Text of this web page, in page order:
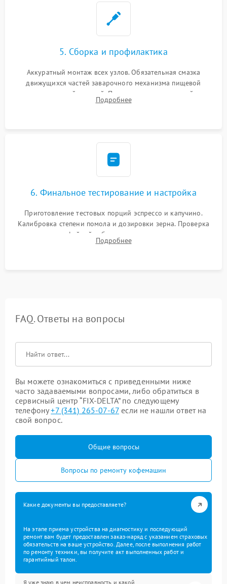
5. Сборка и профилактика
Аккуратный монтаж всех узлов. Обязательная смазка
движущихся частей заварочного механизма пищевой
силиконовой смазкой. Проведение программной
декальцинации и очистки системы от кофейных масел.
Подробнее
6. Финальное тестирование и настройка
Приготовление тестовых порций эспрессо и капучино.
Калибровка степени помола и дозировки зерна. Проверка
плотности кофейной таблетки, температуры напитка и
качества молочной пены. Контроль отсутствия посторонних
Подробнее
FAQ. Ответы на вопросы
Вы можете ознакомиться с приведенными ниже
часто задаваемыми вопросами, либо обратиться в
сервисный центр “FIX-DELTA” по следующему
телефону+7 (341) 265-07-67 если не нашли ответ на
свой вопрос.
Общие вопросы
Вопросы по ремонту кофемашин
Какие документы вы предоставляете?
На этапе приема устройства на диагностику и последующий
ремонт вам будет предоставлен заказ-наряд с указанием страховых
обязательств на ваше устройство. Далее, после выполнения работ
по ремонту техники, вы получите акт выполненных работ и
гарантийный талон.
Я уже знаю в чем неисправность и какой